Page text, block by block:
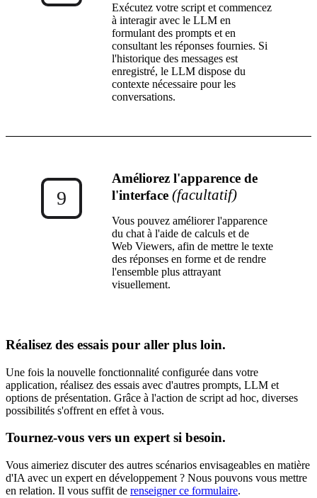
Exécutez votre script et commencez
à interagir avec le LLM en
formulant des prompts et en
consultant les réponses fournies. Si
l'historique des messages est
enregistré, le LLM dispose du
contexte nécessaire pour les
conversations.
9
Améliorez l'apparence de
l'interface (facultatif)
Vous pouvez améliorer l'apparence
du chat à l'aide de calculs et de
Web Viewers, afin de mettre le texte
des réponses en forme et de rendre
l'ensemble plus attrayant
visuellement.
Réalisez des essais pour aller plus loin.
Une fois la nouvelle fonctionnalité configurée dans votre
application, réalisez des essais avec d'autres prompts, LLM et
options de présentation. Grâce à l'action de script ad hoc, diverses
possibilités s'offrent en effet à vous.
Tournez-vous vers un expert si besoin.
Vous aimeriez discuter des autres scénarios envisageables en matière
d'IA avec un expert en développement ? Nous pouvons vous mettre
en relation. Il vous suffit de renseigner ce formulaire.